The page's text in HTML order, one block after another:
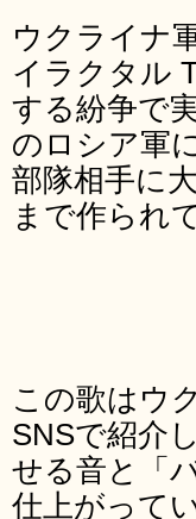
ウクライナ
イラクタル
する紛争で
のロシア軍
部隊相手に
まで作られ
この歌はウ
SNSで紹介
せる音と「
仕上がって